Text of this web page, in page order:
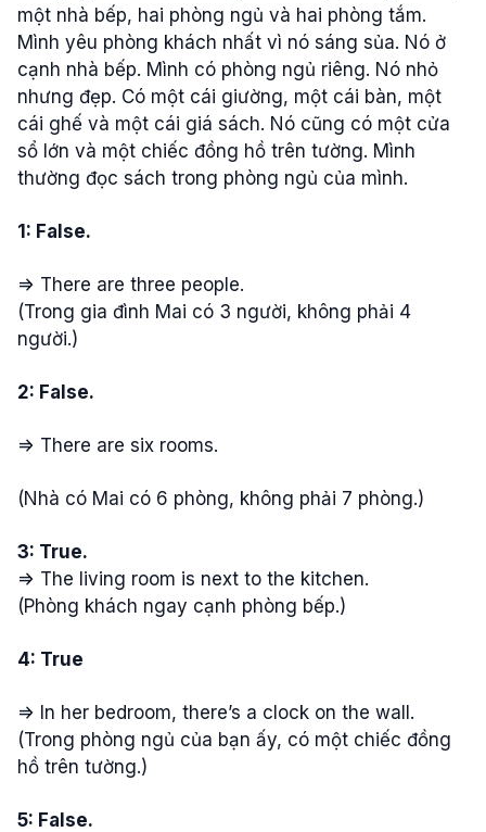
một nhà bếp, hai phòng ngủ và hai phòng tắm.
Mình yêu phòng khách nhất vì nó sáng sủa. Nó ở
cạnh nhà bếp. Mình có phòng ngủ riêng. Nó nhỏ
nhưng đẹp. Có một cái giường, một cái bàn, một
cái ghế và một cái giá sách. Nó cũng có một cửa
sổ lớn và một chiếc đồng hồ trên tường. Mình
thường đọc sách trong phòng ngủ của mình.
1: False.
=> There are three people.
(Trong gia đình Mai có 3 người, không phải 4
người.)
2: False.
=> There are six rooms.
(Nhà có Mai có 6 phòng, không phải 7 phòng.)
3: True.
=> The living room is next to the kitchen.
(Phòng khách ngay cạnh phòng bếp.)
4: True
=> In her bedroom, there’s a clock on the wall.
(Trong phòng ngủ của bạn ấy, có một chiếc đồng
hồ trên tường.)
5: False.